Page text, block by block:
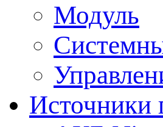
Модуль
Источники